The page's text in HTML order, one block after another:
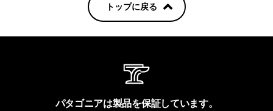
トップに戻る
パタゴニアは製品を保証しています。